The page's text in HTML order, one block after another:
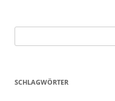
nach:
SCHLAGWÖRTER